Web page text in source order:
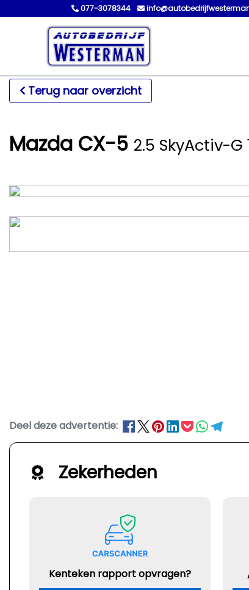
077-3078344
Terug naar overzicht
Mazda CX-5 2.5 SkyActiv-
Deel deze advertentie:
Zekerheden
Kenteken rapport opvragen?